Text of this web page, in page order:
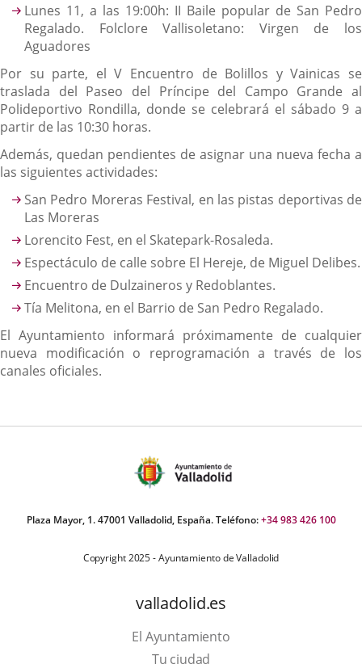
Lunes 11, a las 19:00h: II Baile popular de San Pedro
Regalado. Folclore Vallisoletano: Virgen de los
Aguadores
Por su parte, el V Encuentro de Bolillos y Vainicas se
traslada del Paseo del Príncipe del Campo Grande al
Polideportivo Rondilla, donde se celebrará el sábado 9 a
partir de las 10:30 horas.
Además, quedan pendientes de asignar una nueva fecha a
las siguientes actividades:
San Pedro Moreras Festival, en las pistas deportivas de
Las Moreras
Lorencito Fest, en el Skatepark-Rosaleda.
Espectáculo de calle sobre El Hereje, de Miguel Delibes.
Encuentro de Dulzaineros y Redoblantes.
Tía Melitona, en el Barrio de San Pedro Regalado.
El Ayuntamiento informará próximamente de cualquier
nueva modificación o reprogramación a través de los
canales oficiales.
Plaza Mayor, 1. 47001 Valladolid, España. Teléfono:+34 983 426 100
Copyright 2025 - Ayuntamiento de Valladolid
valladolid.es
El Ayuntamiento
Tu ciudad